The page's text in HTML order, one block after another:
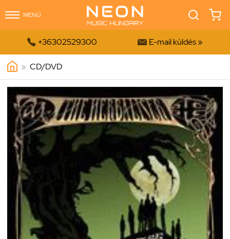
MENÜ
 +36302529300  E-mail küldés »
» CD/DVD